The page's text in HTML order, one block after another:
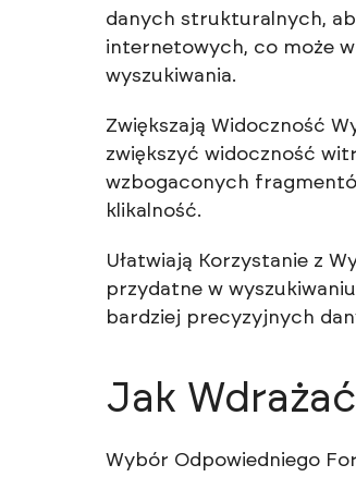
danych strukturalnych,
internetowych, co może
wyszukiwania.
Zwiększają Widoczność
zwiększyć widoczność
wzbogaconych
klikalność.
Ułatwiają Korzystanie z
przydatne w
bardziej precyzyjnych
Jak
Wybór Odpowiedniego